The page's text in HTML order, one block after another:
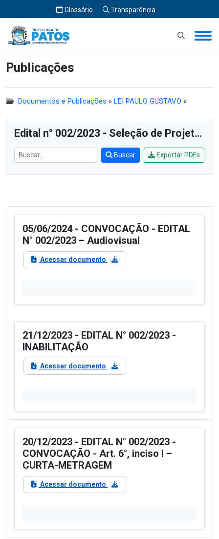
Glossário Transparência
Início Publicações
Publicações
Documentos e Publicações » LEI PAULO GUSTAVO »
Edital n° 002/2023 - Seleção de Projetos do Áudio Visual
Buscar Exportar PDFs
05/06/2024 - CONVOCAÇÃO - EDITAL
N° 002/2023 – Audiovisual
Acessar documento
21/12/2023 - EDITAL N° 002/2023 -
INABILITAÇÃO
Acessar documento
20/12/2023 - EDITAL N° 002/2023 -
CONVOCAÇÃO - Art. 6°, inciso I –
CURTA-METRAGEM
Acessar documento